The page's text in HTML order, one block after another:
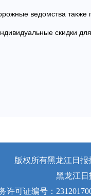
ведомства также
скидки
版权所有黑龙江日报
黑龙江日
许可证编号：